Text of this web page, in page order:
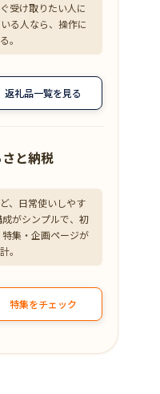
き身 爪下 1kg
凍 訳あり 送料無
魚専門店 魚屋とび魚
焼き チャーハ
1,390
★
受け取りたい人に
る人なら、操作に
。
返礼品一覧を見る
と納税
、日常使いしやす
がシンプルで、初
集・企画ページが
。
特集をチェック